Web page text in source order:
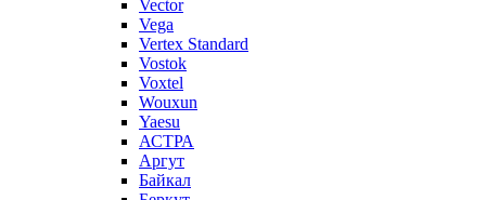
Vector
Vega
Vertex Standard
Vostok
Voxtel
Wouxun
Yaesu
АСТРА
Аргут
Байкал